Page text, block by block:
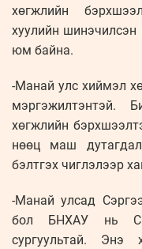
хөгжлийн
хуулийн шинэчилсэн
юм байна.
-Манай улс хиймэл
мэргэжилтэнтэй.
хөгжлийн
нөөц маш
бэлтгэх чиглэлээр
-Манай улсад
бол БНХАУ нь
сургуультай. Энэ